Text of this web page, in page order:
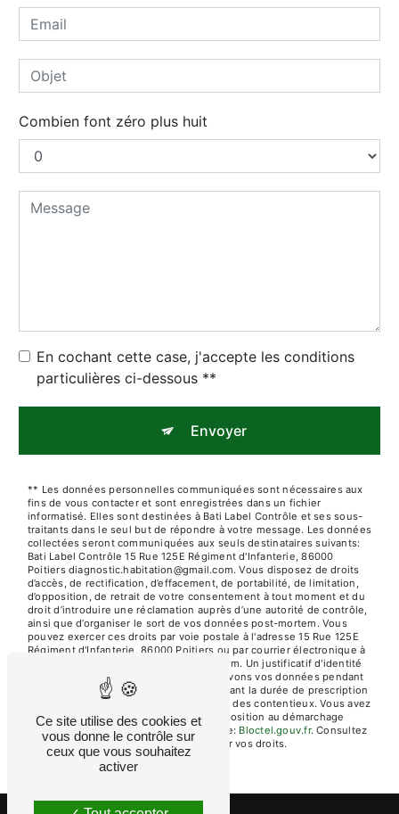
Combien font zéro plus huit
En cochant cette case, j'accepte les conditions
particulières ci-dessous **
Envoyer
** Les données personnelles communiquées sont nécessaires aux
fins de vous contacter et sont enregistrées dans un fichier
informatisé. Elles sont destinées à Bati Label Contrôle et ses sous-
traitants dans le seul but de répondre à votre message. Les données
collectées seront communiquées aux seuls destinataires suivants:
Bati Label Contrôle 15 Rue 125E Régiment d'Infanterie, 86000
Poitiers diagnostic.habitation@gmail.com. Vous disposez de droits
d’accès, de rectification, d’effacement, de portabilité, de limitation,
d’opposition, de retrait de votre consentement à tout moment et du
droit d’introduire une réclamation auprès d’une autorité de contrôle,
ainsi que d’organiser le sort de vos données post-mortem. Vous
pouvez exercer ces droits par voie postale à l'adresse 15 Rue 125E
Régiment d'Infanterie, 86000 Poitiers ou par courrier électronique à
l'adresse diagnostic.habitation@gmail.com. Un justificatif d'identité
pourra vous être demandé. Nous conservons vos données pendant
la période de prise de contact puis pendant la durée de prescription
légale aux fins probatoires et de gestion des contentieux. Vous avez
le droit de vous inscrire sur la liste d'opposition au démarchage
téléphonique, disponible à cette adresse:
Bloctel.gouv.fr. Consultez
le site cnil.fr pour plus d’informations sur vos droits.
Ce site utilise des cookies et
vous donne le contrôle sur
ceux que vous souhaitez
activer